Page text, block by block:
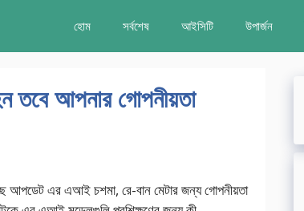
হোম সর্বশেষ আইসিটি উপার্জন
তবে আপনার গোপনীয়তা
এর এআই চশমা, রে-বান মেটার জন্য গোপনীয়তা